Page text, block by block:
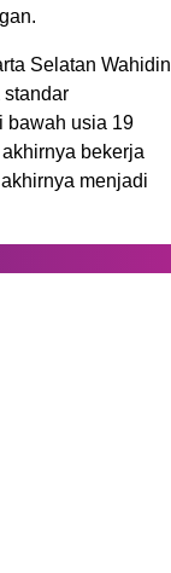
Selatan Wahidin
standar
bawah usia 19
bekerja
menjadi